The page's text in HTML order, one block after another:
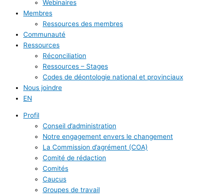
Webinaires
Membres
Ressources des membres
Communauté
Ressources
Réconciliation
Ressources – Stages
Codes de déontologie national et provinciaux
Nous joindre
EN
Profil
Conseil d’administration
Notre engagement envers le changement
La Commission d’agrément (COA)
Comité de rédaction
Comités
Caucus
Groupes de travail